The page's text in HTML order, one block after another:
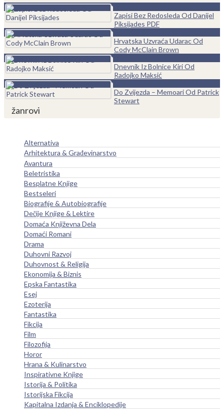
Zapisi Bez Redosleda Od Danijel
Piksijades PDF
Hrvatska Uzvraća Udarac Od
Cody McClain Brown
Dnevnik Iz Bolnice Kiri Od
Radojko Maksić
Do Zvijezda – Memoari Od Patrick
Stewart
žanrovi
Alternativa
Arhitektura & Građevinarstvo
Avantura
Beletristika
Besplatne Knjige
Bestseleri
Biografije & Autobiografije
Dečije Knjige & Lektire
Domaća Književna Dela
Domaći Romani
Drama
Duhovni Razvoj
Duhovnost & Religija
Ekonomija & Biznis
Epska Fantastika
Esej
Ezoterija
Fantastika
Fikcija
Film
Filozofija
Horor
Hrana & Kulinarstvo
Inspirativne Knjige
Istorija & Politika
Istorijska Fikcija
Kapitalna Izdanja & Enciklopedije